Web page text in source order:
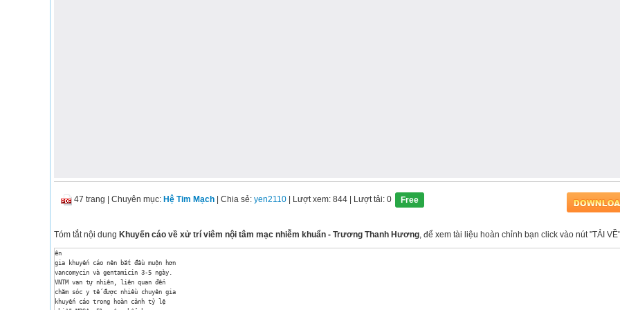
47 trang Chuyên mục: Hệ Tim Mạch | Chia sẻ: yen2110 | Lượt xem: 844 | Lượt tải: 0 Free
Tóm tắt nội dung Khuyến cáo về xử trí viêm nội tâm mạc nhiễm khuẩn - Trương Thanh Hương, để xem tài liệu hoàn chỉnh bạn click vào nút "TẢI
ên
gia khuyến cáo nên bắt đầu muộn hơn
vancomycin và gentamicin 3-5 ngày.
VNTM van tự nhiên, liên quan đến
chăm sóc y tế được nhiều chuyên gia
khuyến cáo trong hoàn cảnh tỷ lệ